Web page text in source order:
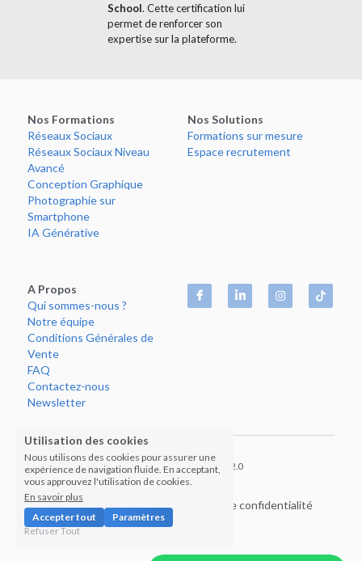
School. Cette certification lui
permet de renforcer son
expertise sur la plateforme.
Nos Formations
Réseaux Sociaux
Réseaux Sociaux Niveau
Avancé
Conception Graphique
Photographie sur
Smartphone
IA Générative
Nos Solutions
Formations sur mesure
Espace recrutement
A Propos
Qui sommes-nous ?
Notre équipe
Conditions Générales de
Vente
FAQ
Contactez-nous
Newsletter
© Copyright 2026 Akanga 2.0
Termes et Conditions Politique de confidentialité
Utilisation des cookies
Nous utilisons des cookies pour assurer une
expérience de navigation fluide. En acceptant,
vous approuvez l'utilisation de cookies.
En savoir plus
Accepter tout
Paramètres
Refuser Tout